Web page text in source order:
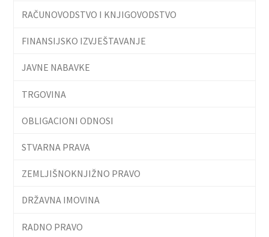
RAČUNOVODSTVO I KNJIGOVODSTVO
FINANSIJSKO IZVJEŠTAVANJE
JAVNE NABAVKE
TRGOVINA
OBLIGACIONI ODNOSI
STVARNA PRAVA
ZEMLJIŠNOKNJIŽNO PRAVO
DRŽAVNA IMOVINA
RADNO PRAVO